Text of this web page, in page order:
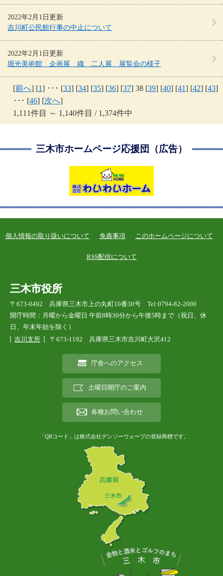
2022年2月1日更新
吉川町公民館行事の中止について
2022年2月1日更新
堀光美術館 企画展 織 二人展 展覧会の様子
[前へ] [1] ･･･ [33] [34] [35] [36] [37] 38 [39] [40] [41] [42] [43]
･･･ [46] [次へ]
1,111件目 ～ 1,140件目 / 1,374件中
三木市ホームページ応援団（広告）
個人情報の取り扱いについて 免責事項 このホームページについて
RSS配信について
三木市役所
〒673-0492 兵庫県三木市上の丸町10番30号 Tel:0794-82-2000
開庁時間：月曜から金曜日 午前8時30分から午後5時まで（祝日、休
日、年末年始を除く）
吉川支所
〒673-1192 兵庫県三木市吉川町大沢412
庁舎へのアクセス
土曜日開庁のご案内
各種お問い合わせ
「QRコード」は株式会社デンソーウェーブの登録商標です。